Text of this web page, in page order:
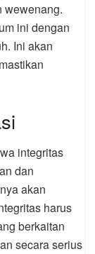
wewenang.
ini dengan
Ini akan
integritas
dan
akan
harus
berkaitan
secara serius